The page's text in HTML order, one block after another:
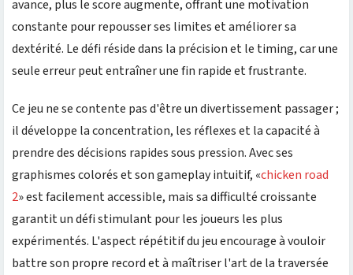
avance, plus le score augmente, offrant une motivation
constante pour repousser ses limites et améliorer sa
dextérité. Le défi réside dans la précision et le timing, car une
seule erreur peut entraîner une fin rapide et frustrante.
Ce jeu ne se contente pas d'être un divertissement passager ;
il développe la concentration, les réflexes et la capacité à
prendre des décisions rapides sous pression. Avec ses
graphismes colorés et son gameplay intuitif, «chicken road
2» est facilement accessible, mais sa difficulté croissante
garantit un défi stimulant pour les joueurs les plus
expérimentés. L'aspect répétitif du jeu encourage à vouloir
battre son propre record et à maîtriser l'art de la traversée